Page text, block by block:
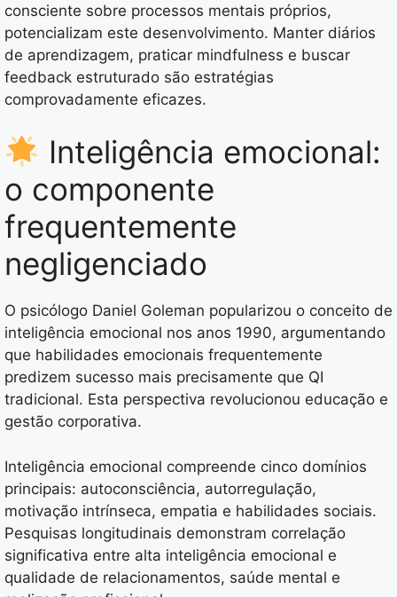
consciente sobre processos mentais próprios,
potencializam este desenvolvimento. Manter diários
de aprendizagem, praticar mindfulness e buscar
feedback estruturado são estratégias
comprovadamente eficazes.
Inteligência emocional:
o componente
frequentemente
negligenciado
O psicólogo Daniel Goleman popularizou o conceito de
inteligência emocional nos anos 1990, argumentando
que habilidades emocionais frequentemente
predizem sucesso mais precisamente que QI
tradicional. Esta perspectiva revolucionou educação e
gestão corporativa.
Inteligência emocional compreende cinco domínios
principais: autoconsciência, autorregulação,
motivação intrínseca, empatia e habilidades sociais.
Pesquisas longitudinais demonstram correlação
significativa entre alta inteligência emocional e
qualidade de relacionamentos, saúde mental e